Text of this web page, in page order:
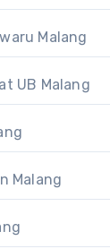
Malang
UB Malang
Malang